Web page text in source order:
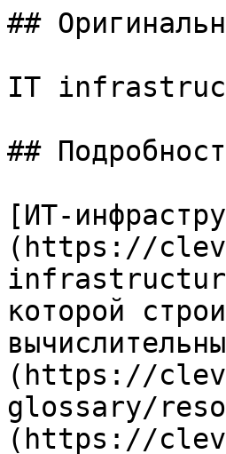
##
IT
##
[ИТ-
(https://
которой
(https://
glossary/
(https://